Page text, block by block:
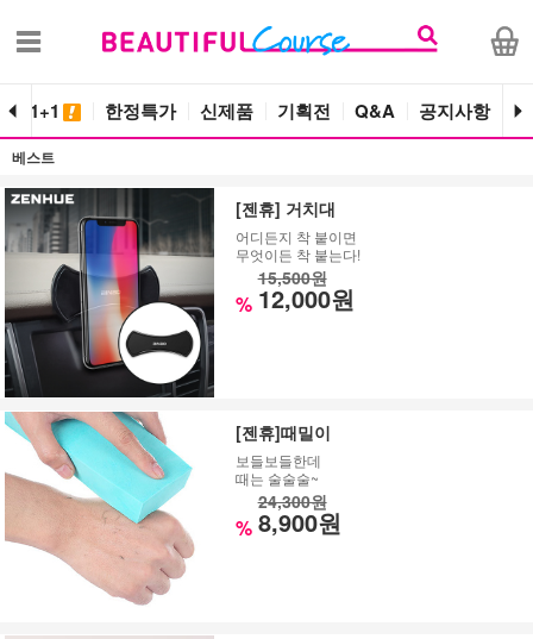
독 1+1 한정특가 신제품 기획전 Q&A 공지사항
베스트
[젠휴] 거치대
어디든지 착 붙이면
무엇이든 착 붙는다!
%
15,500원
12,000원
[젠휴]때밀이
보들보들한데
때는 술술술~
%
24,300원
8,900원